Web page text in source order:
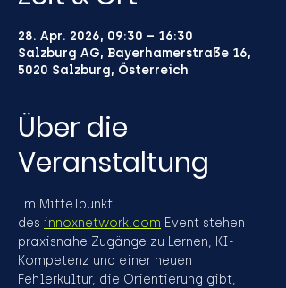
28. Apr. 2026, 09:30 – 16:30
Salzburg AG, Bayerhamerstraße 16,
5020 Salzburg, Österreich
Über die
Veranstaltung
Im Mittelpunkt
des innoxnetwork.com Event stehen
praxisnahe Zugänge zu Lernen, KI-
Kompetenz und einer neuen
Fehlerkultur, die Orientierung gibt,